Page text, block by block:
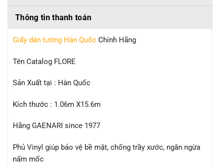
Thông tin thanh toán
Giấy dán tường Hàn Quốc Chính Hãng
Tên Catalog FLORE
Sản Xuất tại : Hàn Quốc
Kích thước : 1.06m X15.6m
Hãng GAENARI since 1977
Phủ Vinyl giúp bảo vệ bề mặt, chống trầy xước, ngăn ngừa
nấm mốc